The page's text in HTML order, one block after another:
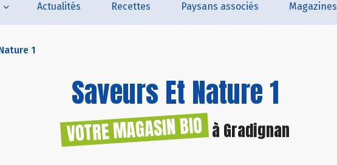
Actualités Recettes Paysans associés Magazines
1
Saveurs Et Nature 1
VOTRE MAGASIN BIO à Gradignan